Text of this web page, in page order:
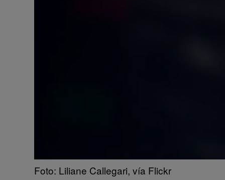
Foto: Liliane Callegari, vía Flickr